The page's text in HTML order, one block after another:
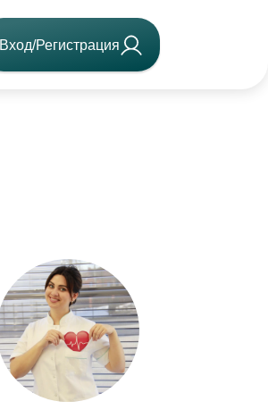
Вход/Регистрация